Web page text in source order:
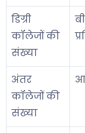
डिग्री
कॉलेजों की
संख्या
अंतर
कॉलेजों की
संख्या